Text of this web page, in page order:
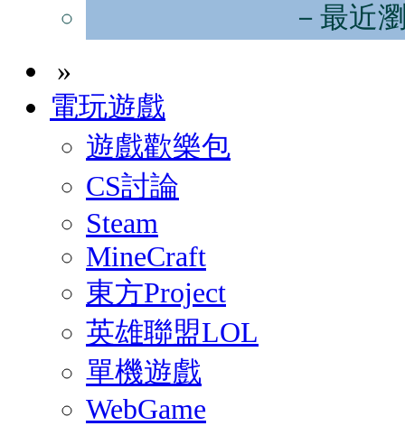
－最近
»
電玩遊戲
遊戲歡樂包
CS討論
Steam
MineCraft
東方Project
英雄聯盟LOL
單機遊戲
WebGame